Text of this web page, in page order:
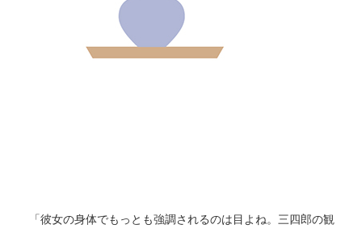
「彼女の身体でもっとも強調されるのは目よね。三四郎の観